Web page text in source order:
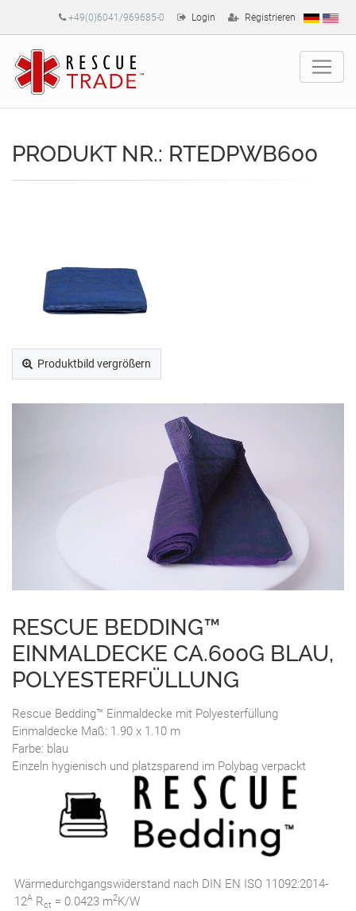
+49(0)6041/969685-0 Login Registrieren
PRODUKT NR.: RTEDPWB600
Produktbild vergrößern
RESCUE BEDDING™
EINMALDECKE CA.600G BLAU,
POLYESTERFÜLLUNG
Rescue Bedding™ Einmaldecke mit Polyesterfüllung
Einmaldecke Maß: 1.90 x 1.10 m
Farbe: blau
Einzeln hygienisch und platzsparend im Polybag verpackt
Wärmedurchgangswiderstand nach DIN EN ISO 11092:2014-
12A Rct = 0.0423 m2K/W